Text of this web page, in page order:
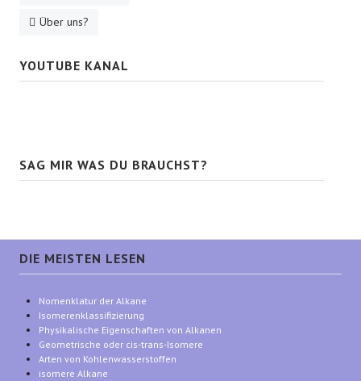
Über uns?
YOUTUBE KANAL
SAG MIR WAS DU BRAUCHST?
DIE MEISTEN LESEN
Nomenklatur der Alkane
Isomerenklassifizierung
Physikalische Eigenschaften von Alkanen
Geometrische oder cis-trans-Isomere
Arten von Kohlenwasserstoffen
isomere Alkane